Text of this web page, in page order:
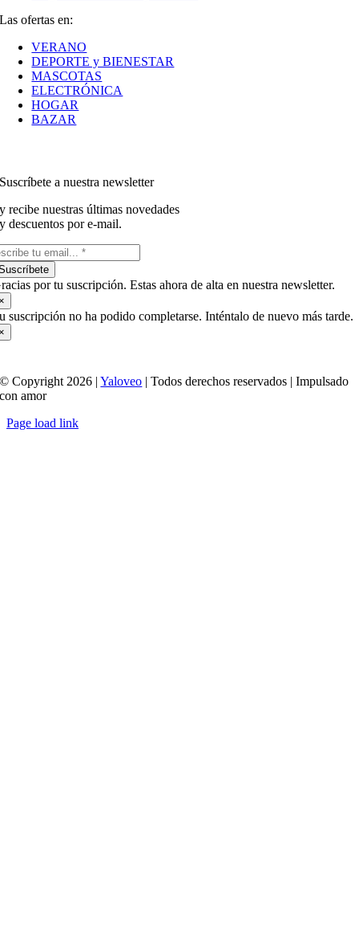
Las ofertas en:
VERANO
DEPORTE y BIENESTAR
MASCOTAS
ELECTRÓNICA
HOGAR
BAZAR
Suscríbete a nuestra newsletter
y recibe nuestras últimas novedades
y descuentos por e-mail.
por tu suscripción. Estas ahora de alta en nuestra newsletter.
suscripción no ha podido completarse. Inténtalo de nuevo más tarde.
© Copyright 2026 |Yaloveo | Todos derechos reservados | Impulsado
con amor
Page load link